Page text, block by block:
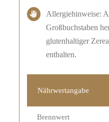
Allergiehinweise:
Großbuchstaben
glutenhaltiger
enthalten.
Nährwertangabe
Brennwert